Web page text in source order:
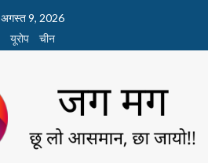
अगस्त 9, 2026
यूरोप
चीन